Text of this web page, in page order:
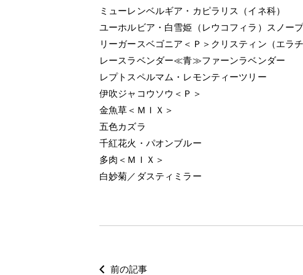
ミューレンベルギア・カピラリス（イネ科）
ユーホルビア・白雪姫（レウコフィラ）スノー
リーガースベゴニア＜Ｐ＞クリスティン（エラ
レースラベンダー≪青≫ファーンラベンダー
レプトスペルマム・レモンティーツリー
伊吹ジャコウソウ＜Ｐ＞
金魚草＜ＭＩＸ＞
五色カズラ
千紅花火・パオンブルー
多肉＜ＭＩＸ＞
白妙菊／ダスティミラー
前の記事